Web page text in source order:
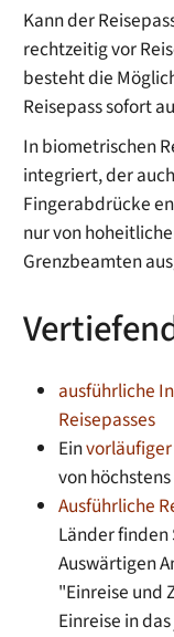
Kann der
rechtzeitig vor
besteht die
Reisepass sofort
In biometrischen
integriert, der
Fingerabdrücke
nur von
Grenzbeamten
ausführliche
Reisepasses
Ein
von
Ausführliche
Länder
Auswärtigen
"Einreise und
Einreise in